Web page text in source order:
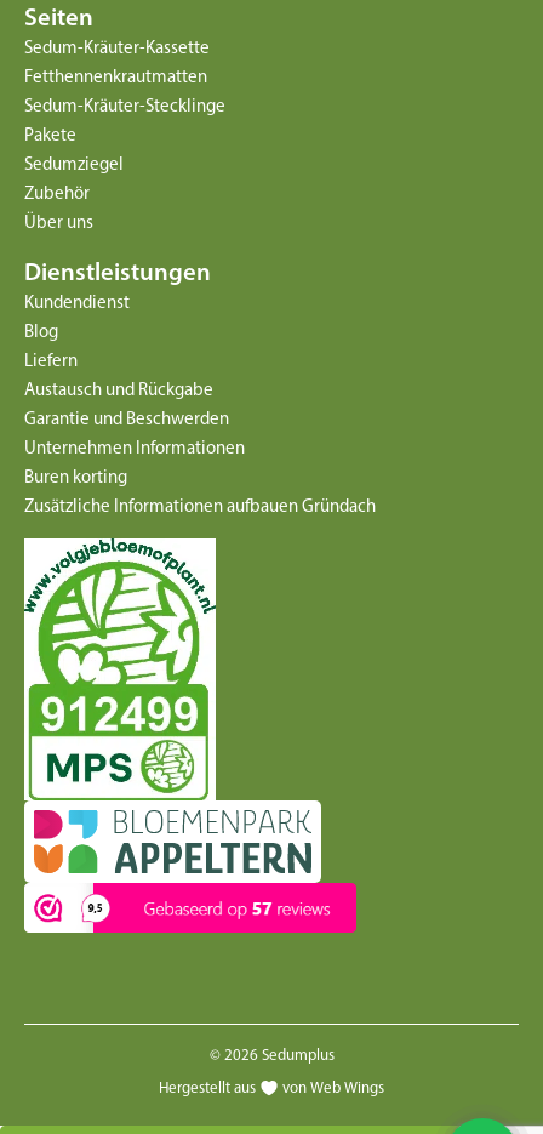
Seiten
Sedum-Kräuter-Kassette
Fetthennenkrautmatten
Sedum-Kräuter-Stecklinge
Pakete
Sedumziegel
Zubehör
Über uns
Dienstleistungen
Kundendienst
Blog
Liefern
Austausch und Rückgabe
Garantie und Beschwerden
Unternehmen Informationen
Buren korting
Zusätzliche Informationen aufbauen Gründach
© 2026 Sedumplus
Hergestellt aus
von Web Wings